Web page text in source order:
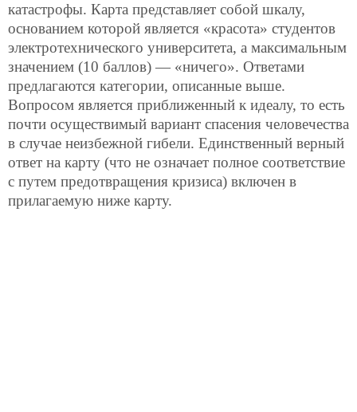
катастрофы. Карта представляет собой шкалу,
основанием которой является «красота» студентов
электротехнического университета, а максимальным
значением (10 баллов) — «ничего». Ответами
предлагаются категории, описанные выше.
Вопросом является приближенный к идеалу, то есть
почти осуществимый вариант спасения человечества
в случае неизбежной гибели. Единственный верный
ответ на карту (что не означает полное соответствие
с путем предотвращения кризиса) включен в
прилагаемую ниже карту.